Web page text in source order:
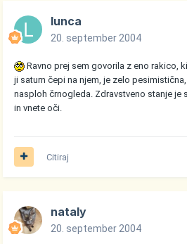
lunca
20. september 2004
Ravno prej sem govorila z eno rakico,
ji saturn čepi na njem, je zelo
nasploh črnogleda. Zdravstveno stanje je
in vnete oči.
Citiraj
nataly
20. september 2004